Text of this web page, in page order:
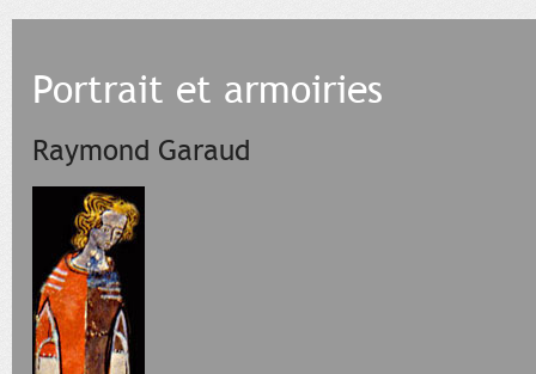
Portrait et armoiries
Raymond Garaud